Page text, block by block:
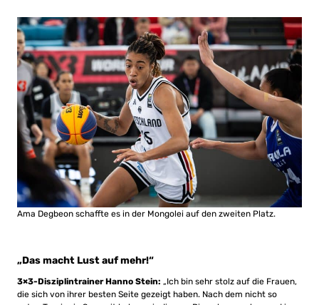
Ama Degbeon schaffte es in der Mongolei auf den zweiten Platz.
„Das macht Lust auf mehr!“
3×3-Disziplintrainer Hanno Stein: „Ich bin sehr stolz auf die Frauen,
die sich von ihrer besten Seite gezeigt haben. Nach dem nicht so